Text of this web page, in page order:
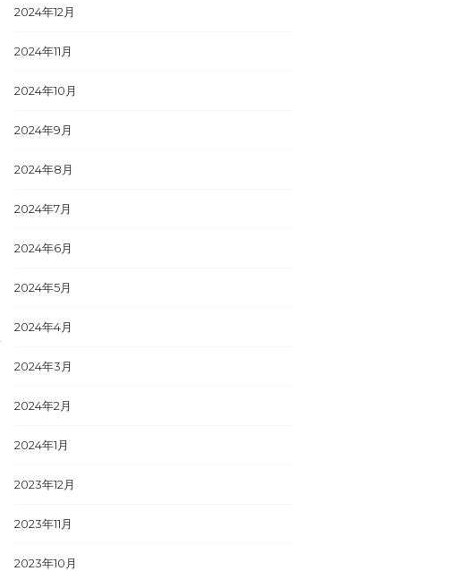
2024年12月
2024年11月
2024年10月
2024年9月
2024年8月
2024年7月
2024年6月
2024年5月
2024年4月
2024年3月
2024年2月
2024年1月
2023年12月
2023年11月
2023年10月